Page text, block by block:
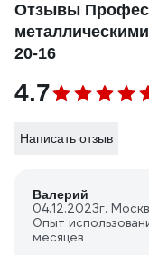
Отзывы
20-16
4.7
Написать отзыв
Валерий
04.12.2023г.
Опыт
месяцев